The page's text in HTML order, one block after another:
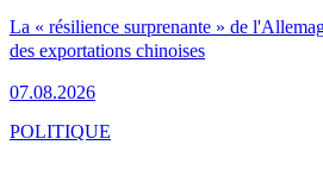
La « résilience surprenante » de
des exportations chinoises
07.08.2026
POLITIQUE